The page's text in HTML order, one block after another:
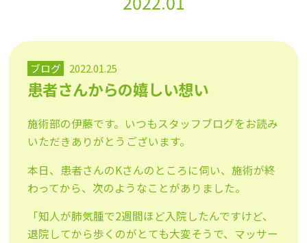
ブログ 2022.01.25
患者さんからの嬉しい想い
施術部の伊藤です。いつもスタッフブログをお読み
いただきありがとうございます。
本日、患者さんのKさんのところに伺い、施術が終
わってから、次のようなことがありました。
「知人が肺気腫で2週間ほど入院したんですけど、
退院してから歩くのがとても大変そうで、マッサー